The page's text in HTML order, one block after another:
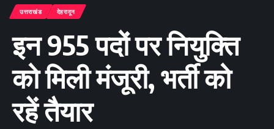
उत्तराखंड देहरादून
इन 955 पदों पर नियुक्ति
को मिली मंजूरी, भर्ती को
रहें तैयार